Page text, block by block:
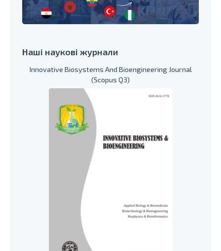
Наші наукові журнали
Innovative Biosystems And Bioengineering Journal
(Scopus Q3)